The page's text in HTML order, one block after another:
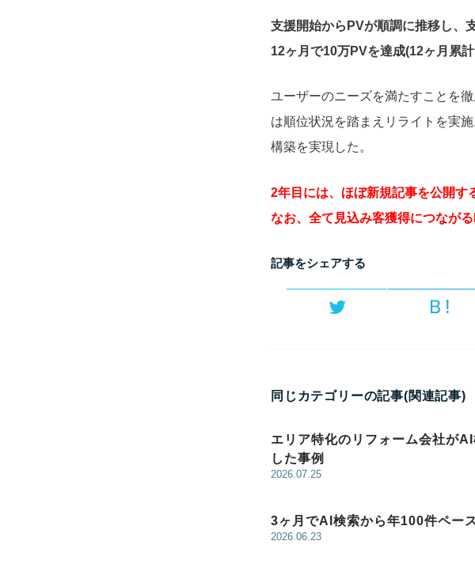
支援開始からPVが順調に推移し、
12ヶ月で10万PVを達成(12ヶ月累計
ユーザーのニーズを満たすことを
は順位状況を踏まえリライトを実施
構築を実現した。
2年目には、ほぼ新規記事を公開す
なお、全て見込み客獲得につなが
記事をシェアする
Ｂ!
同じカテゴリーの記事(関連記事)
エリア特化のリフォーム会社が
した事例
2026.07.25
3ヶ月でAI検索から年100件ペー
2026.06.23